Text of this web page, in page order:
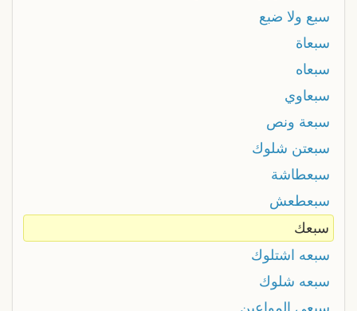
سبع ولا ضبع
سبعاة
سبعاه
سبعاوي
سبعة ونص
سبعتن شلوك
سبعطاشة
سبعطعش
سبعك
سبعه اشتلوك
سبعه شلوك
سبعي المواعين